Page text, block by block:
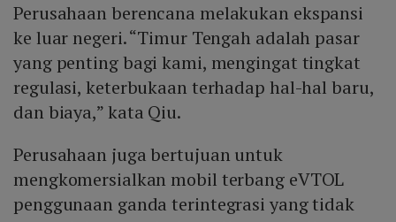
Perusahaan berencana melakukan ekspansi
ke luar negeri. “Timur Tengah adalah pasar
yang penting bagi kami, mengingat tingkat
regulasi, keterbukaan terhadap hal-hal baru,
dan biaya,” kata Qiu.
Perusahaan juga bertujuan untuk
mengkomersialkan mobil terbang eVTOL
penggunaan ganda terintegrasi yang tidak